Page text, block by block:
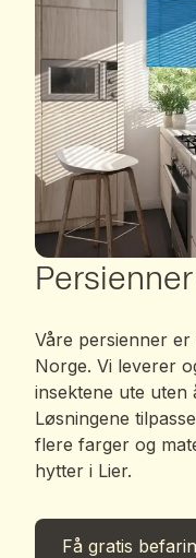
Våre persienner
Norge. Vi leverer
insektene ute
Løsningene
flere farger og
hytter i Lier.
Få gratis